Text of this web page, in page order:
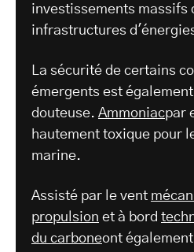
investissements massifs
infrastructures
La sécurité de certains
émergents est également
douteuse. Ammoniacpar
hautement toxique pour
marine.
Assisté par le vent
propulsion et à bord
du carboneont